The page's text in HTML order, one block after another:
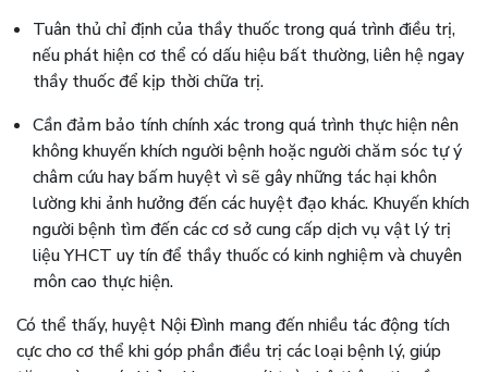
Tuân thủ chỉ định của thầy thuốc trong quá trình điều trị,
nếu phát hiện cơ thể có dấu hiệu bất thường, liên hệ ngay
thầy thuốc để kịp thời chữa trị.
Cần đảm bảo tính chính xác trong quá trình thực hiện nên
không khuyến khích người bệnh hoặc người chăm sóc tự ý
châm cứu hay bấm huyệt vì sẽ gây những tác hại khôn
lường khi ảnh hưởng đến các huyệt đạo khác. Khuyến khích
người bệnh tìm đến các cơ sở cung cấp dịch vụ vật lý trị
liệu YHCT uy tín để thầy thuốc có kinh nghiệm và chuyên
môn cao thực hiện.
Có thể thấy, huyệt Nội Đình mang đến nhiều tác động tích
cực cho cơ thể khi góp phần điều trị các loại bệnh lý, giúp